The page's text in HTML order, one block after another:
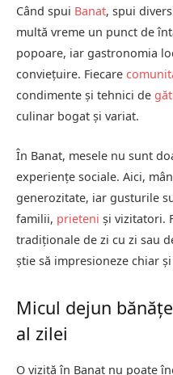
Când spui Banat, spui
multă vreme un punct de
popoare, iar gastronomia
conviețuire. Fiecare
condimente și tehnici de
culinar bogat și variat.
În Banat, mesele nu sunt
experiențe sociale. Aici,
generozitate, iar gusturile
familii, prieteni și vizitatori.
tradiționale de zi cu zi sau
știe să impresioneze chiar
Micul dejun
al zilei
O vizită în Banat nu poate